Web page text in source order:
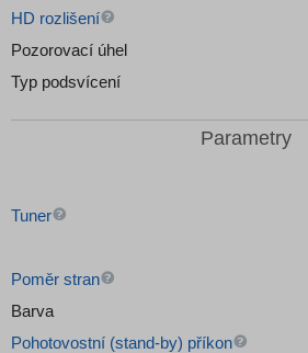
HD rozlišení
Pozorovací úhel
Typ podsvícení
Parametry
Tuner
Poměr stran
Barva
Pohotovostní (stand-by) příkon